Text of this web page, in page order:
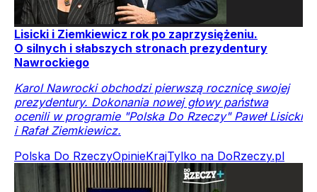
Lisicki i Ziemkiewicz rok po zaprzysiężeniu.
O silnych i słabszych stronach prezydentury
Nawrockiego
Karol Nawrocki obchodzi pierwszą rocznicę swojej
prezydentury. Dokonania nowej głowy państwa
ocenili w programie "Polska Do Rzeczy" Paweł Lisicki
i Rafał Ziemkiewicz.
Polska Do RzeczyOpinieKrajTylko na DoRzeczy.pl